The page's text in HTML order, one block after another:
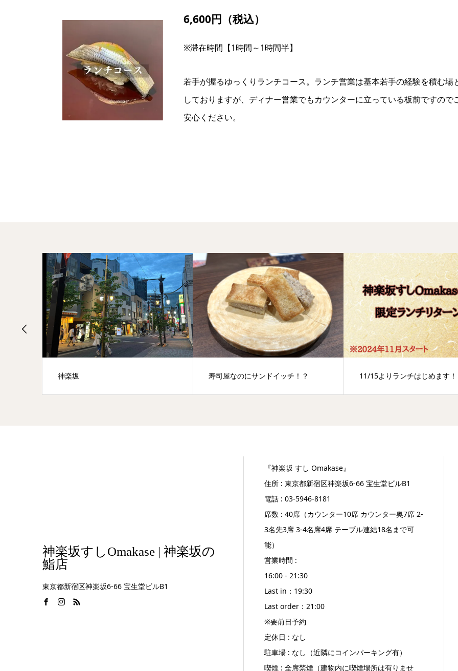
6,600円 （税込）
※滞在時間【1時間～1時間半】
若手が握るゆっくりランチコース。ランチ営業は基本若手の経験を積む場
しておりますが、ディナー営業でもカウンターに立っている板前ですので
安心ください。
神楽坂 寿司屋なのにサンドイッチ！？ 11/15よりランチはじめます！
神楽坂すしOmakase | 神楽坂の
鮨店
東京都新宿区神楽坂6-66 宝生堂ビルB1
『神楽坂 すし Omakase』
住所 : 東京都新宿区神楽坂6-66 宝生堂ビルB1
電話 : 03-5946-8181
席数 : 40席（カウンター10席 カウンター奥7席 2-
3名先3席 3-4名席4席 テーブル連結18名まで可
能）
営業時間 :
16:00 - 21:30
Last in：19:30
Last order：21:00
※要前日予約
定休日 : なし
駐車場 : なし（近隣にコインパーキング有）
喫煙 : 全席禁煙（建物内に喫煙場所は有りませ